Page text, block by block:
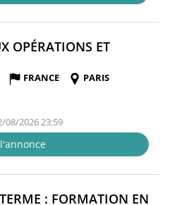
OPÉRATIONS ET
FRANCE
PARIS
08/2026 23:59
: FORMATION EN